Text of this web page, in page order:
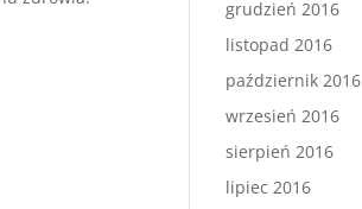
grudzień 2016
listopad 2016
październik 2016
wrzesień 2016
sierpień 2016
lipiec 2016